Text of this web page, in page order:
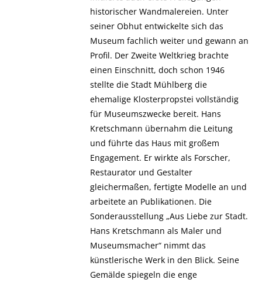
historischer Wandmalereien. Unter
seiner Obhut entwickelte sich das
Museum fachlich weiter und gewann an
Profil. Der Zweite Weltkrieg brachte
einen Einschnitt, doch schon 1946
stellte die Stadt Mühlberg die
ehemalige Klosterpropstei vollständig
für Museumszwecke bereit. Hans
Kretschmann übernahm die Leitung
und führte das Haus mit großem
Engagement. Er wirkte als Forscher,
Restaurator und Gestalter
gleichermaßen, fertigte Modelle an und
arbeitete an Publikationen. Die
Sonderausstellung „Aus Liebe zur Stadt.
Hans Kretschmann als Maler und
Museumsmacher“ nimmt das
künstlerische Werk in den Blick. Seine
Gemälde spiegeln die enge